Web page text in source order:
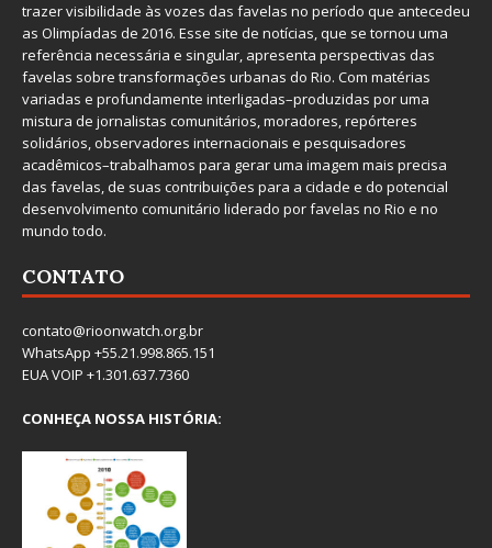
trazer visibilidade às vozes das favelas no período que antecedeu
as Olimpíadas de 2016. Esse site de notícias, que se tornou uma
referência necessária e singular, apresenta perspectivas das
favelas sobre transformações urbanas do Rio. Com matérias
variadas e profundamente interligadas–produzidas por uma
mistura de jornalistas comunitários, moradores, repórteres
solidários, observadores internacionais e pesquisadores
acadêmicos–trabalhamos para gerar uma imagem mais precisa
das favelas, de suas contribuições para a cidade e do potencial
desenvolvimento comunitário liderado por favelas no Rio e no
mundo todo.
CONTATO
contato@rioonwatch.org.br
WhatsApp +55.21.998.865.151
EUA VOIP +1.301.637.7360
CONHEÇA NOSSA HISTÓRIA: